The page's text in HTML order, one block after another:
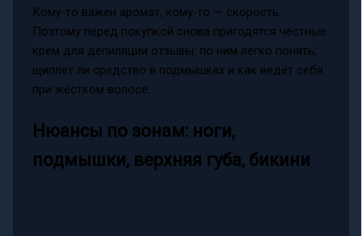
Кому‑то важен аромат, кому‑то — скорость.
Поэтому перед покупкой снова пригодятся честные
крем для депиляции отзывы: по ним легко понять,
щиплет ли средство в подмышках и как ведёт себя
при жёстком волосе.
Нюансы по зонам: ноги,
подмышки, верхняя губа, бикини